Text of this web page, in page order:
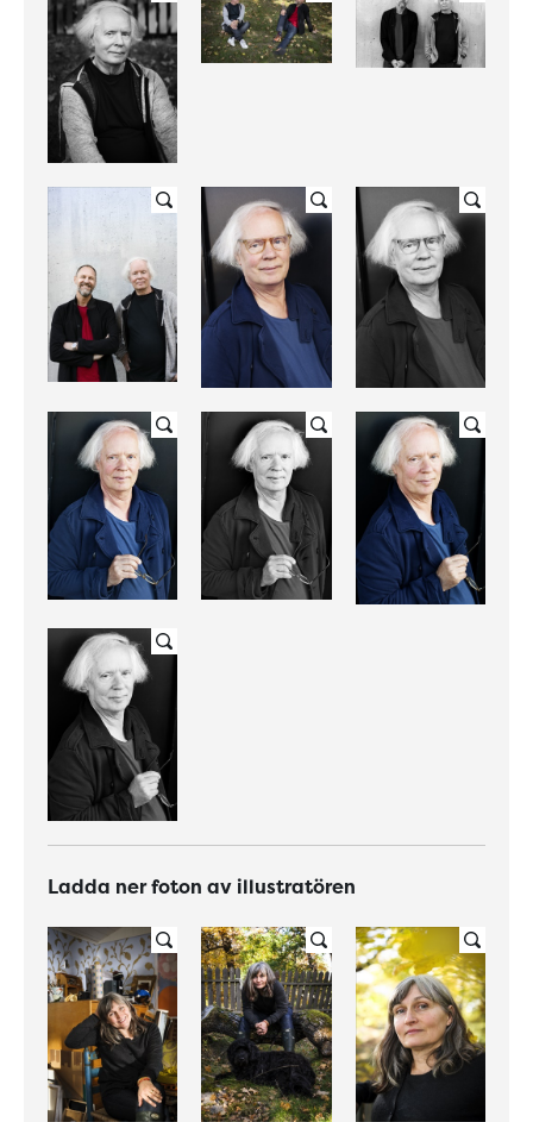
Ladda ner foton av illustratören